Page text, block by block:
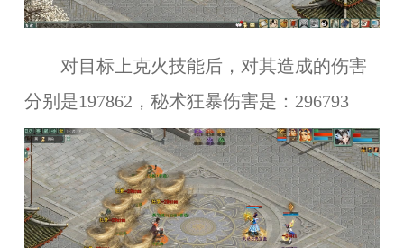
对目标上克火技能后，对其造成的伤害
分别是197862，秘术狂暴伤害是：296793